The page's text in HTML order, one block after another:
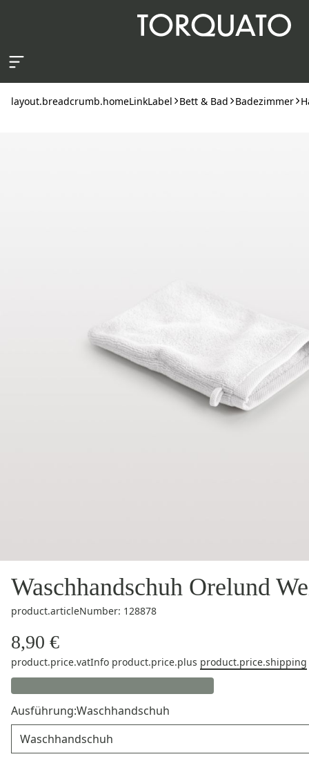
layout.breadcrumb.homeLinkLabel Bett & Bad Badezimmer
Waschhandschuh Orelund
product.articleNumber: 128878
8,90 €
product.price.vatInfo product.price.plus product.price.shipping
Ausführung:Waschhandschuh